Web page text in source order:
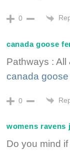
0
canada goose
Pathways : All
canada
0
womens ravens
Do you mind